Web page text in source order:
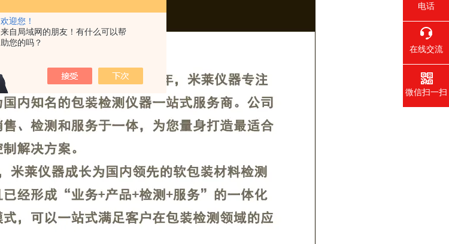
欢迎您！
来自局域网的朋友！有什么可以帮
助您的吗？
电话
在线交流
微信扫一扫